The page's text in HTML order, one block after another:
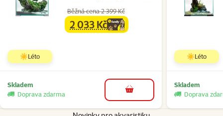
Běžná cena 2 399 Kč
familycena
2 033 Kč
☀️Léto
Skladem
Doprava zdarma
do košíku
☀️Léto
Skladem
Doprava